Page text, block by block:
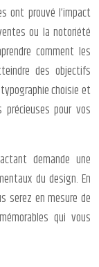
ont prouvé l’impact
ou la notoriété
comment les
des objectifs
choisie et
pour vos
demande une
du design. En
serez en mesure de
qui vous